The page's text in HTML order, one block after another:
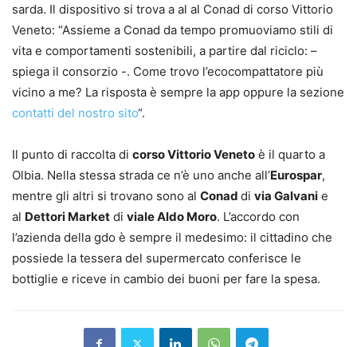
sarda. Il dispositivo si trova a al al Conad di corso Vittorio
Veneto: “Assieme a Conad da tempo promuoviamo stili di
vita e comportamenti sostenibili, a partire dal riciclo: –
spiega il consorzio -. Come trovo l’ecocompattatore più
vicino a me? La risposta è sempre la app oppure la sezione
contatti del nostro sito“.
Il punto di raccolta di corso Vittorio Veneto è il quarto a
Olbia. Nella stessa strada ce n’è uno anche all’Eurospar,
mentre gli altri si trovano sono al Conad di via Galvani e
al Dettori Market di viale Aldo Moro. L’accordo con
l’azienda della gdo è sempre il medesimo: il cittadino che
possiede la tessera del supermercato conferisce le
bottiglie e riceve in cambio dei buoni per fare la spesa.